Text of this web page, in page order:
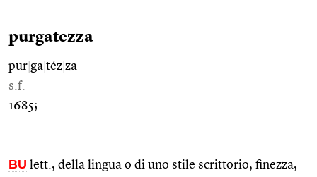
purgatezza
pur ga téz za
s.f.
1685;
BU lett., della lingua o di uno stile scrittorio, finezza,